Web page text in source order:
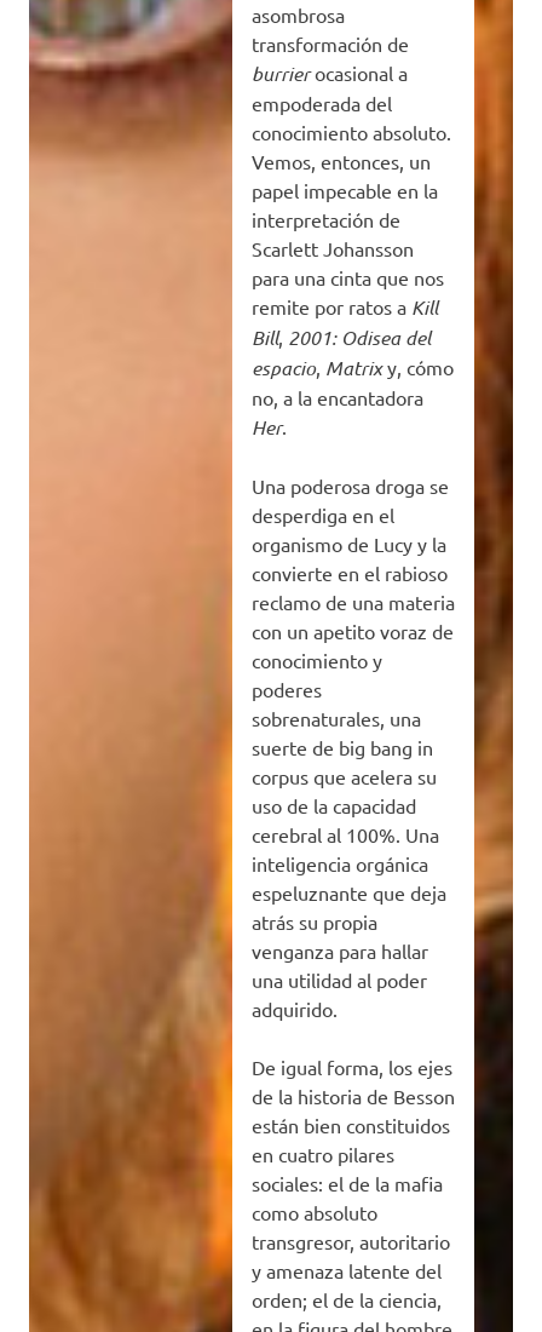
asombrosa
transformación de
burrierocasional a
empoderada del
conocimiento absoluto.
Vemos, entonces, un
papel impecable en la
interpretación de
Scarlett Johansson
para una cinta que nos
remite por ratos a Kill
Bill, 2001: Odisea del
espacio, Matrixy, cómo
no, a la encantadora
Her.
Una poderosa droga se
desperdiga en el
organismo de Lucy y la
convierte en el rabioso
reclamo de una materia
con un apetito voraz de
conocimiento y
poderes
sobrenaturales, una
suerte de big bang in
corpus que acelera su
uso de la capacidad
cerebral al 100%. Una
inteligencia orgánica
espeluznante que deja
atrás su propia
venganza para hallar
una utilidad al poder
adquirido.
De igual forma, los ejes
de la historia de Besson
están bien constituidos
en cuatro pilares
sociales: el de la mafia
como absoluto
transgresor, autoritario
y amenaza latente del
orden; el de la ciencia,